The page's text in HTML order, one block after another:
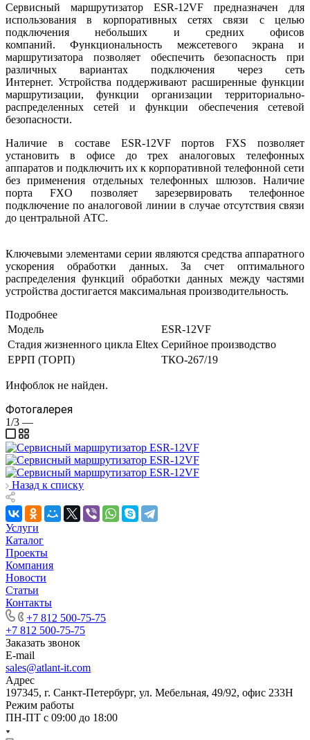
Сервисный маршрутизатор ESR-12VF предназначен для
использования в корпоративных сетях связи с целью
подключения небольших и средних офисов
компаний. Функциональность межсетевого экрана и
маршрутизатора позволяет обеспечить безопасность при
различных вариантах подключения через сеть
Интернет. Устройства поддерживают расширенные функции
маршрутизации, функции организации территориально-
распределенных сетей и функции обеспечения сетевой
безопасности.
Наличие в составе ESR-12VF портов FXS позволяет
установить в офисе до трех аналоговых телефонных
аппаратов и подключить их к корпоративной телефонной сети
без применения отдельных телефонных шлюзов. Наличие
порта FXO позволяет зарезервировать телефонное
подключение по аналоговой линии в случае отсутствия связи
до центральной АТС.
Ключевыми элементами серии являются средства аппаратного
ускорения обработки данных. За счет оптимального
распределения функций обработки данных между частями
устройства достигается максимальная производительность.
Подробнее
Модель
ESR-12VF
Стадия жизненного цикла Eltex Серийное производство
ЕРРП (ТОРП)
ТКО-267/19
Инфоблок не найден.
Фотогалерея
1/3 —
Назад к списку
Услуги
Каталог
Проекты
Компания
Новости
Статьи
Контакты
+7 812 500-75-75
+7 812 500-75-75
Заказать звонок
E-mail
sales@atlant-it.com
Адрес
197345, г. Санкт-Петербург, ул. Мебельная, 49/92, офис 233Н
Режим работы
ПН-ПТ с 09:00 до 18:00